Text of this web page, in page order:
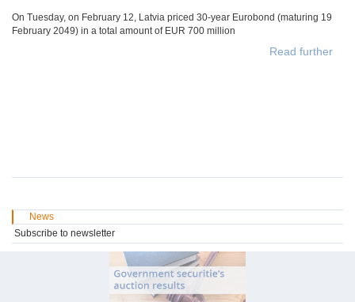
On Tuesday, on February 12, Latvia priced 30-year Eurobond (maturing 19
February 2049) in a total amount of EUR 700 million
Read further
News
Subscribe to newsletter